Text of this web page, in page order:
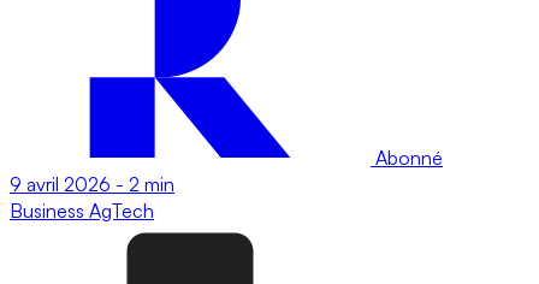
Abonné
9 avril 2026 - 2 min
Business AgTech